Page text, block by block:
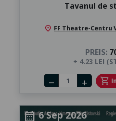
Tavanul de
location_on FF Theatre-Centru
PREIS:
+ 4.23 LEI
remove add shopping_cart
calendar_month6 Sep 2026